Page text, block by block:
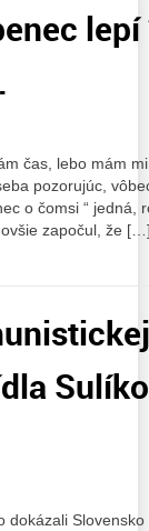
čas, lebo mám
pozorujúc,
o čomsi “ jedná,
započul, že